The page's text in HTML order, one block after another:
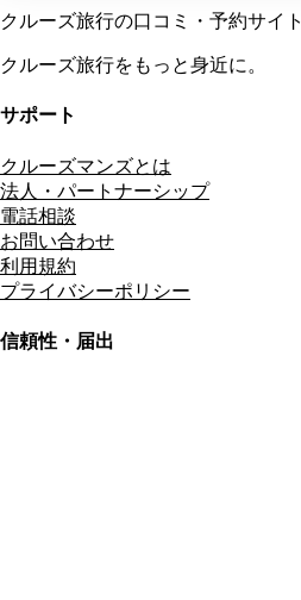
クルーズ旅行の口コミ・予約サイト
クルーズ旅行をもっと身近に。
サポート
クルーズマンズとは
法人・パートナーシップ
電話相談
お問い合わせ
利用規約
プライバシーポリシー
信頼性・届出